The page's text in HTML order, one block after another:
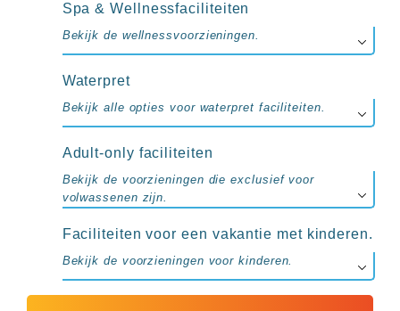
Spa & Wellnessfaciliteiten
Bekijk de wellnessvoorzieningen.
Waterpret
Bekijk alle opties voor waterpret faciliteiten.
Adult-only faciliteiten
Bekijk de voorzieningen die exclusief voor
volwassenen zijn.
Faciliteiten voor een vakantie met kinderen.
Bekijk de voorzieningen voor kinderen.